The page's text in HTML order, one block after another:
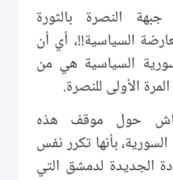
النصرة بالثورة
السياسية!!، أي أن
السياسية هي من
الأولى للنصرة.
حول موقف هذه
بأنها تكرر نفس
الجديدة لدمشق التي